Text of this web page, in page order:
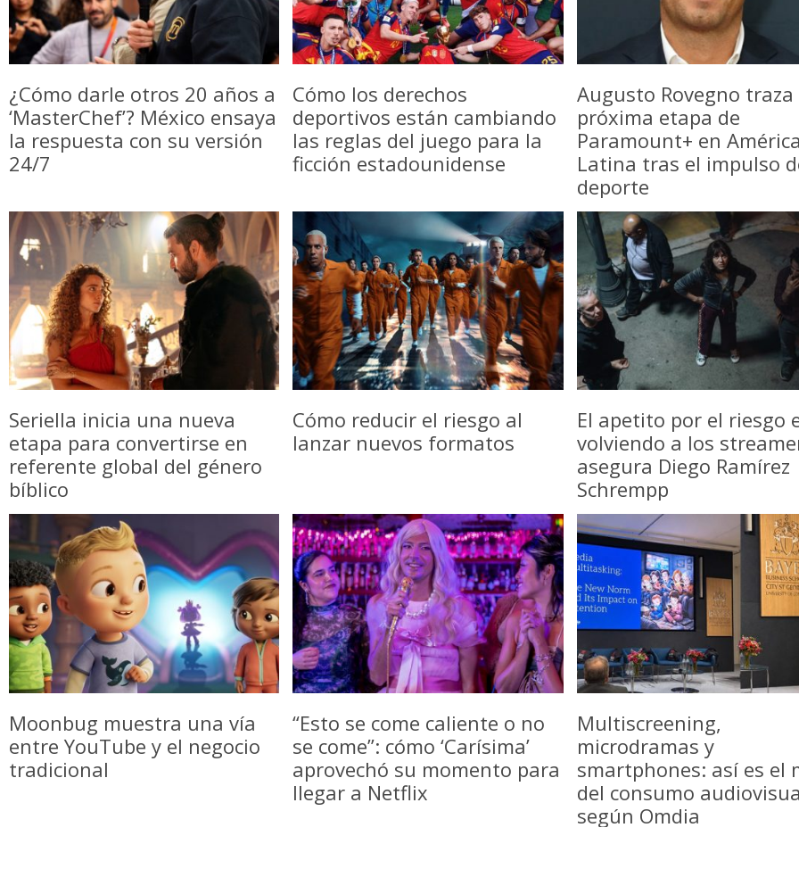
¿Cómo darle otros 20 años a
‘MasterChef’? México ensaya
la respuesta con su versión
24/7
Cómo los derechos
deportivos están cambiando
las reglas del juego para la
ficción estadounidense
Augusto Rovegno traza
próxima etapa de
Paramount+ en
Latina tras el impulso
deporte
Seriella inicia una nueva
etapa para convertirse en
referente global del género
bíblico
Cómo reducir el riesgo al
lanzar nuevos formatos
El apetito por el riesgo
volviendo a los
asegura Diego Ramírez
Schrempp
Moonbug muestra una vía
entre YouTube y el negocio
tradicional
“Esto se come caliente o no
se come”: cómo ‘Carísima’
aprovechó su momento para
llegar a Netflix
Multiscreening,
microdramas y
smartphones: así es el
del consumo
según Omdia